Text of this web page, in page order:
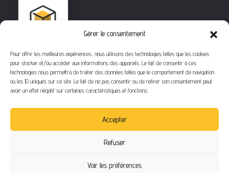
Gérer le consentement
Pour offrir les meilleures expériences, nous utilisons des technologies telles que les cookies
pour stocker et/ou accéder aux informations des appareils. Le fait de consentir à ces
technologies nous permettra de traiter des données telles que le comportement de navigation
ou les ID uniques sur ce site. Le fait de ne pas consentir ou de retirer son consentement peut
avoir un effet négatif sur certaines caractéristiques et fonctions.
Accepter
Refuser
Voir les préférences
1112 Bd Fernand Darchicourt
62110 Hénin-Beaumont
Téléphone: 03 21 67 24 31